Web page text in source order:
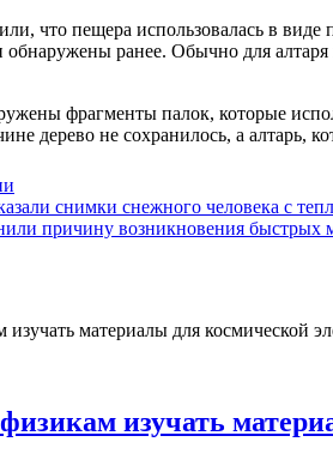
что пещера использовалась в виде
обнаружены ранее. Обычно для
фрагменты палок, которые
дерево не сохранилось, а алтарь,
снимки снежного человека с
причину возникновения быстрых
изучать